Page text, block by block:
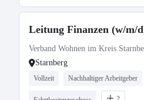
Leitung Finanzen (w/m/
Verband Wohnen im Kreis
Starnberg
Vollzeit Nachhaltiger Arbeitgeber